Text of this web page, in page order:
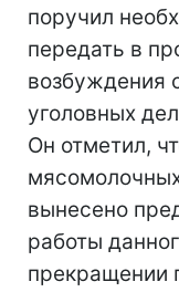
поручил
передать в
возбуждения
уголовных
Он отметил,
вынесено
работы
прекращении